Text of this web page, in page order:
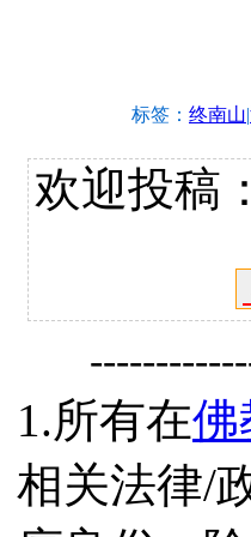
标签： 终南山|
欢迎投稿
1.所有在佛
相关法律/